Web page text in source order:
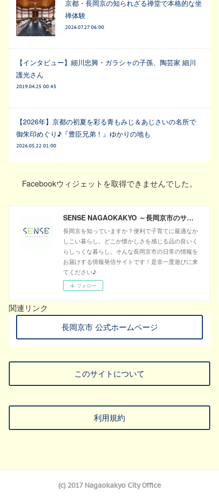
京都・長岡京の知られざる禅堂で本格的な坐
禅体験
2026.07.27 06:00
【インタビュー】細川忠興・ガラシャの子孫、陶芸家 細川
護光さん
2019.04.25 00:43
【2026年】京都の初夏を彩る青もみじ＆あじさいの名所で
御朱印めぐり♪『豊臣兄弟！』ゆかりの地も
2026.05.22 01:00
Facebookウィジェットを取得できませんでした。
SENSE NAGAOKAKYO ～長岡京市のサブサイト～
長岡京を知っていますか？便利で子育てに最適なか
しこい暮らし。どこか懐かしさを感じる品の良いく
らしっくな暮らし。そんな長岡京市の日常の情報を
お届けする情報発信サイトです！是非一度遊びに来
てください♪
フォロー
関連リンク
長岡京市 公式ホームページ
このサイトについて
利用規約
(c) 2017 Nagaokakyo City Office